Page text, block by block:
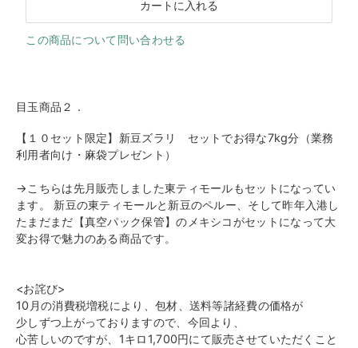
この商品について問い合わせる
目玉商品２．
【１０セット限定】新豆ズラリ セットでお得な7kg分（業務
利用者向け・麻袋プレゼント）
→こちらは先月販売しました東ティモールもセットになってい
ます 。 新豆の東ティモールと新豆のペルー、そして昨年入港し
たまだま だ【真空パック保管】のメキシコがセットになって大
変お得で魅力のある商品です。
<お詫び>
10月の消費税増税により、包材、送料等諸経費の価格が
少しずつ上がっておりますので、今回より、
心苦しいのですが、1キロ1,700円にて販売させていただくこ と